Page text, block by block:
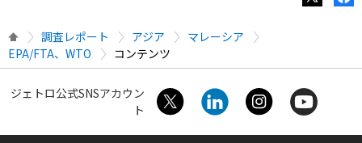
調査レポート アジア
マレーシア
EPA/FTA、WTO
コンテンツ
ジェトロ公式SNSアカウン
ト